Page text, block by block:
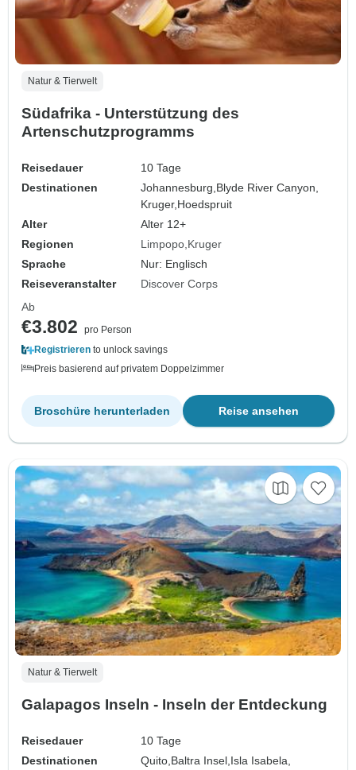
Natur & Tierwelt
Südafrika - Unterstützung des
Artenschutzprogramms
Reisedauer
10 Tage
Destinationen
Johannesburg, Blyde River Canyon,
Kruger, Hoedspruit
Alter
Alter 12+
Regionen
Limpopo Kruger
Sprache
Nur: Englisch
Reiseveranstalter
Discover Corps
Ab
€3.802
pro Person
Registrieren to unlock savings
Preis basierend auf privatem Doppelzimmer
Reise ansehen
Broschüre herunterladen
Natur & Tierwelt
Galapagos Inseln - Inseln der Entdeckung
Reisedauer
10 Tage
Destinationen
Quito, Baltra Insel, Isla Isabela,